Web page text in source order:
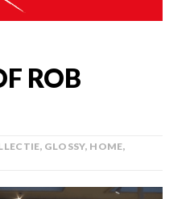
ROB
, GLOSSY, HOME,